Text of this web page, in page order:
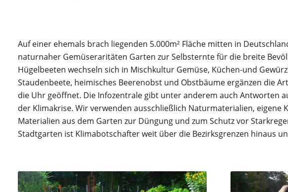
Auf einer ehemals brach liegenden 5.000m² Fläche mitten in
naturnaher Gemüseraritäten Garten zur Selbsternte für die breite
Hügelbeeten wechseln sich in Mischkultur Gemüse, Küchen-und
Staudenbeete, heimisches Beerenobst und Obstbäume ergänzen die
die Uhr geöffnet. Die Infozentrale gibt unter anderem auch Antworten
der Klimakrise. Wir verwenden ausschließlich Naturmaterialien, eigene
Materialien aus dem Garten zur Düngung und zum Schutz vor
Stadtgarten ist Klimabotschafter weit über die Bezirksgrenzen hinaus